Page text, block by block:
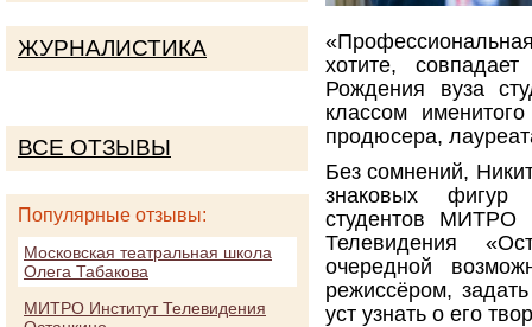
хотите,
Рождения вуза
классом
продюсера,
Без сомнений,
знаковых фигур
студентов
Телевидения
очередной
режиссёром,
уст узнать о его
ЖУРНАЛИСТИКА
ВСЕ ОТЗЫВЫ
Популярные отзывы:
Московская театральная школа
Олега Табакова
МИТРО Институт Телевидения